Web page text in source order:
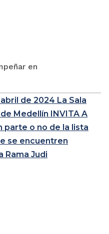
en
de 2024 La Sala
Medellín INVITA A
parte o no de la lista
se encuentren
Rama Judi